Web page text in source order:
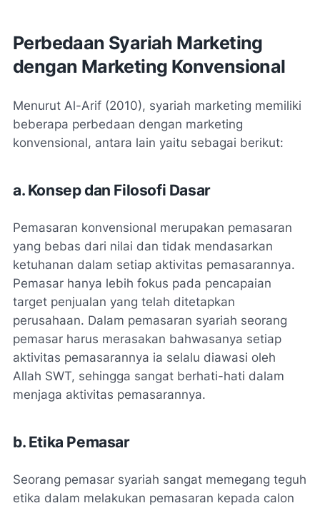
Perbedaan Syariah Marketing
dengan Marketing Konvensional
Menurut Al-Arif (2010), syariah marketing memiliki
beberapa perbedaan dengan marketing
konvensional, antara lain yaitu sebagai berikut:
a. Konsep dan Filosofi Dasar
Pemasaran konvensional merupakan pemasaran
yang bebas dari nilai dan tidak mendasarkan
ketuhanan dalam setiap aktivitas pemasarannya.
Pemasar hanya lebih fokus pada pencapaian
target penjualan yang telah ditetapkan
perusahaan. Dalam pemasaran syariah seorang
pemasar harus merasakan bahwasanya setiap
aktivitas pemasarannya ia selalu diawasi oleh
Allah SWT, sehingga sangat berhati-hati dalam
menjaga aktivitas pemasarannya.
b. Etika Pemasar
Seorang pemasar syariah sangat memegang teguh
etika dalam melakukan pemasaran kepada calon